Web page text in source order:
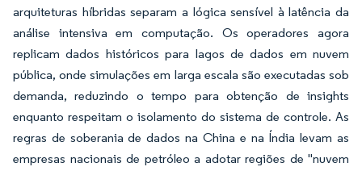
arquiteturas híbridas separam a lógica sensível à latência da
análise intensiva em computação. Os operadores agora
replicam dados históricos para lagos de dados em nuvem
pública, onde simulações em larga escala são executadas sob
demanda, reduzindo o tempo para obtenção de insights
enquanto respeitam o isolamento do sistema de controle. As
regras de soberania de dados na China e na Índia levam as
empresas nacionais de petróleo a adotar regiões de "nuvem